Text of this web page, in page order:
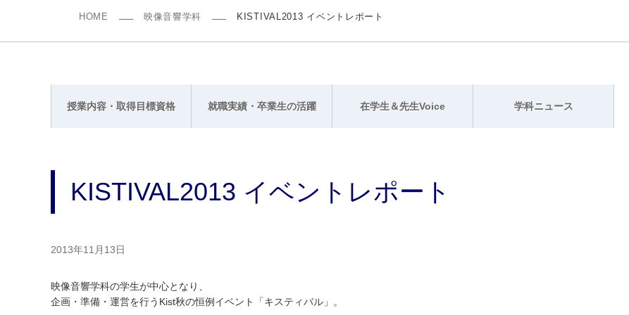
HOME 映像音響学科 KISTIVAL2013 イベントレポート
授業内容・取得目標資格 就職実績・卒業生の活躍 在学生＆先生Voice 学科ニュース
KISTIVAL2013 イベントレポート
2013年11月13日
映像音響学科の学生が中心となり、
企画・準備・運営を行うKist秋の恒例イベント「キスティバル」。